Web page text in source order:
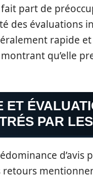
part de
des évaluations
rapide
qu’elle
ET
PAR
d’avis
retours